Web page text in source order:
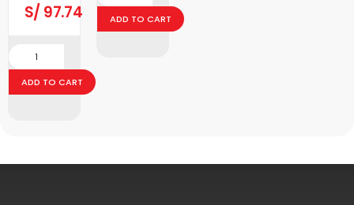
S/ 97.74
ADD TO CART
ADD TO CART